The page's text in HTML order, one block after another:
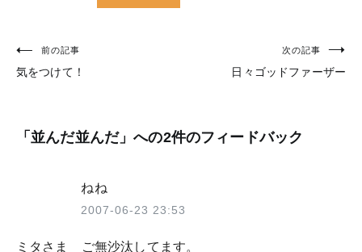
投
稿
ビ
ョ
前の記事
気をつけて！
次の記事
日々ゴッドファーザー
「 並んだ並んだ」への2件のフィードバック
ねね
2007-06-23 23:53
ミタさま ご無沙汰してます。